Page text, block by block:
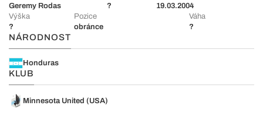
Geremy Rodas
?
19.03.2004
Výška
?
Pozice
obránce
Váha
?
NÁRODNOST
Honduras
KLUB
Minnesota United (USA)